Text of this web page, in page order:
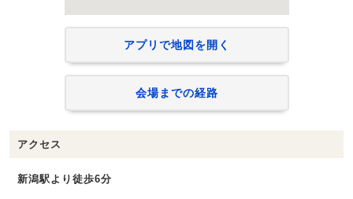
アプリで地図を開く
会場までの経路
アクセス
新潟駅より徒歩6分